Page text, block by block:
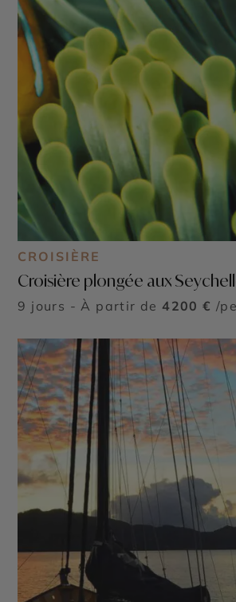
CROISIÈRE
Croisière plongée aux
9 jours - À partir de 4200 € /